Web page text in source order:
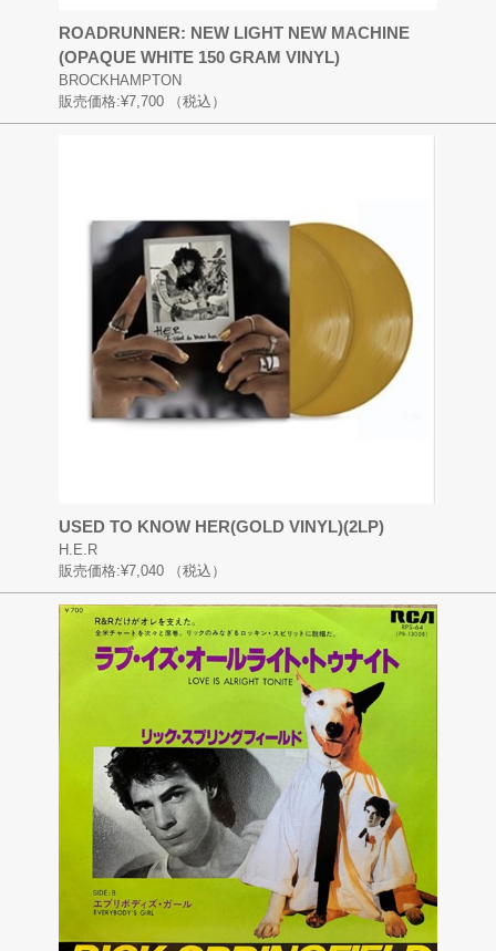
ROADRUNNER: NEW LIGHT NEW MACHINE
(OPAQUE WHITE 150 GRAM VINYL)
BROCKHAMPTON
販売価格:¥7,700 （税込）
USED TO KNOW HER(GOLD VINYL)(2LP)
H.E.R
販売価格:¥7,040 （税込）